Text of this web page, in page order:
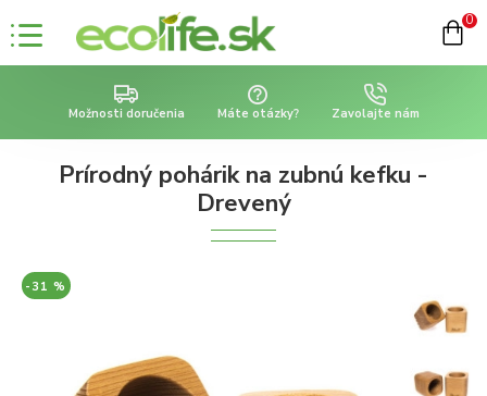
0
Možnosti doručenia Máte otázky? Zavolajte nám
Prírodný pohárik na zubnú kefku -
Drevený
-31 %